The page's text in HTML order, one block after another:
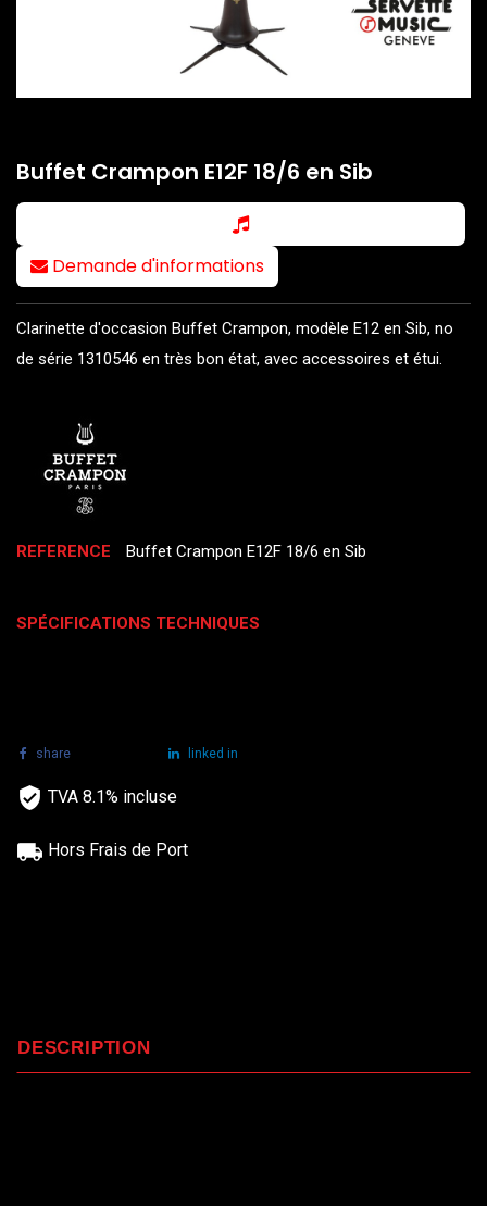
Buffet Crampon E12F 18/6 en Sib
Demande d'informations
Clarinette d'occasion Buffet Crampon, modèle E12 en Sib, no
de série 1310546 en très bon état, avec accessoires et étui.
REFERENCE Buffet Crampon E12F 18/6 en Sib
SPÉCIFICATIONS TECHNIQUES
share linked in
TVA 8.1% incluse
Hors Frais de Port
DESCRIPTION